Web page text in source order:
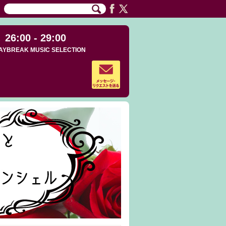
26:00 - 29:00
MUSIC SELECTION